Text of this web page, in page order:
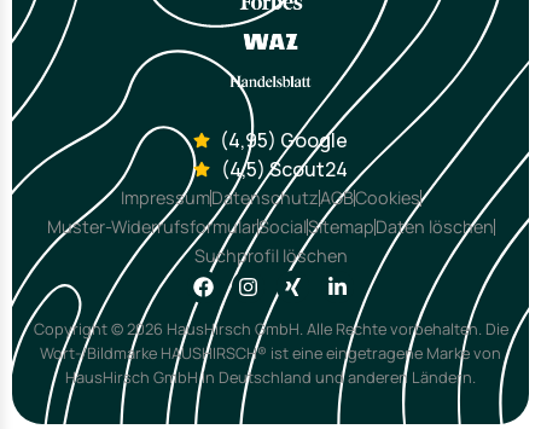
(4,95) Google
(4,5) Scout24
ImpressumDatenschutzAGBCookies
Muster-WiderrufsformularSocialSitemapDaten löschen
Suchprofil löschen
Copyright © 2026 HausHirsch GmbH. Alle Rechte vorbehalten. Die
Wort-/Bildmarke HAUSHIRSCH® ist eine eingetragene Marke von
HausHirsch GmbH in Deutschland und anderen Ländern.